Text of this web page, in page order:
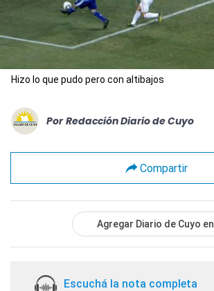
Hizo lo que pudo pero con altibajos
Por Redacción Diario de Cuyo
Compartir
Agregar Diario de Cuyo en
Escuchá la nota completa